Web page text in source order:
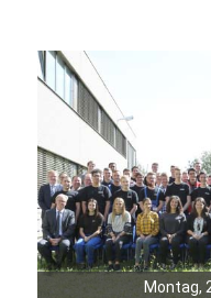
Montag,